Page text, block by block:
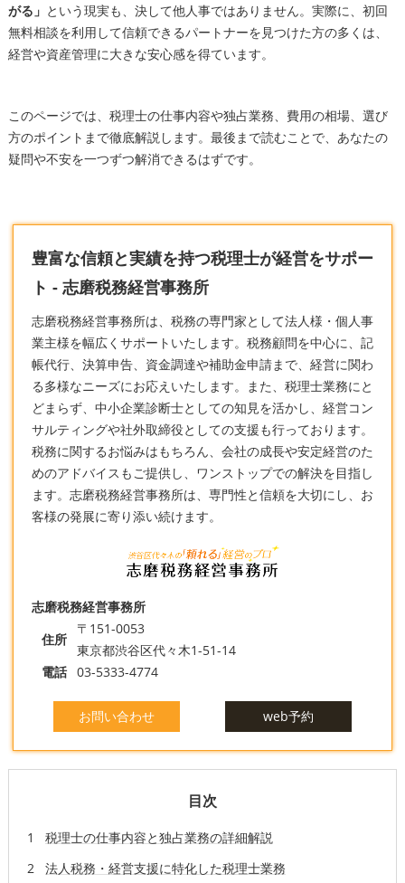
がる」 という現実も、決して他人事ではありません。実際に、初回
無料相談を利用して信頼できるパートナーを見つけた方の多くは、
経営や資産管理に大きな安心感を得ています。
このページでは、税理士の仕事内容や独占業務、費用の相場、選び
方のポイントまで徹底解説します。最後まで読むことで、あなたの
疑問や不安を一つずつ解消できるはずです。
豊富な信頼と実績を持つ税理士が経営をサポー
ト - 志磨税務経営事務所
志磨税務経営事務所は、税務の専門家として法人様・個人事
業主様を幅広くサポートいたします。税務顧問を中心に、記
帳代行、決算申告、資金調達や補助金申請まで、経営に関わ
る多様なニーズにお応えいたします。また、 税理士業務にと
どまらず、中小企業診断士としての知見を活かし、経営コン
サルティングや社外取締役としての支援も行っております。
税務に関するお悩みはもちろん、会社の成長や安定経営のた
めのアドバイスもご提供し、ワンストップでの解決を目指し
ます。志磨税務経営事務所は、専門性と信頼を大切にし、お
客様の発展に寄り添い続けます。
志磨税務経営事務所
住所
〒151-0053
東京都渋谷区代々木1-51-14
電話 03-5333-4774
お問い合わせ web予約
目次
税理士の仕事内容と独占業務の詳細解説
法人税務・経営支援に特化した税理士業務